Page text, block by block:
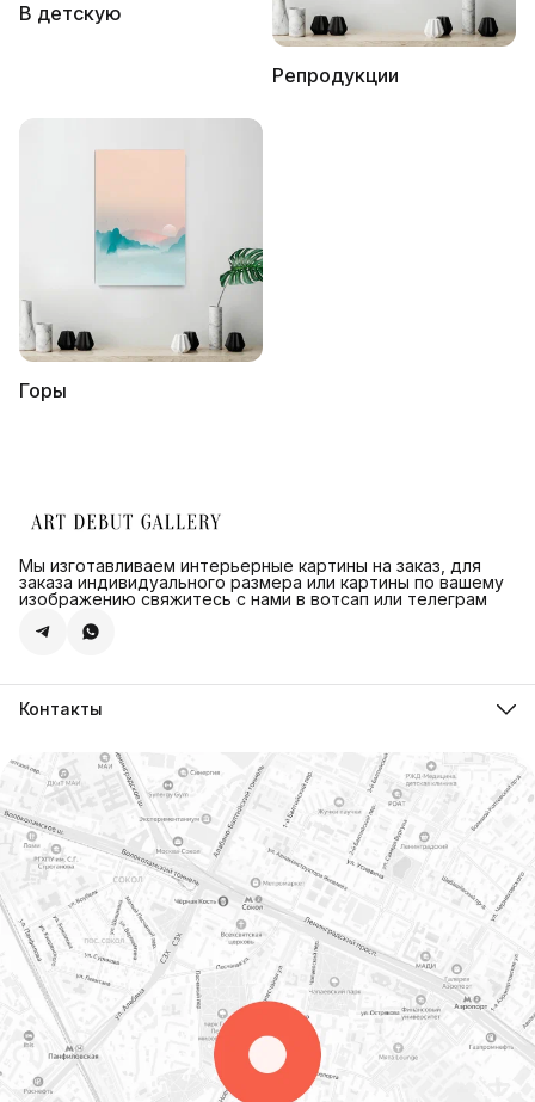
В детскую
Репродукции
Горы
Мы изготавливаем интерьерные картины на заказ, для
заказа индивидуального размера или картины по вашему
изображению свяжитесь с нами в вотсап или телеграм
Контакты
г.Санкт-Петербург, ул. Швецова д. 41 к1,офис 320
Телефон
8 (921) 571-44-54
Эл. почта
Shop@artdebut.ru